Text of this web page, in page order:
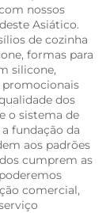
nossos
Asiático.
de cozinha
formas para
silicone,
promocionais
dos
o sistema de
fundação da
aos padrões
cumprem as
comercial,